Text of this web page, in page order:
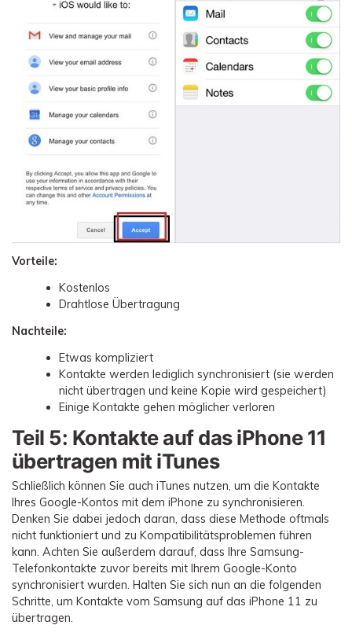
Vorteile:
Kostenlos
Drahtlose Übertragung
Nachteile:
Etwas kompliziert
Kontakte werden lediglich synchronisiert (sie werden
nicht übertragen und keine Kopie wird gespeichert)
Einige Kontakte gehen möglicher verloren
Teil 5: Kontakte auf das iPhone 11
übertragen mit iTunes
Schließlich können Sie auch iTunes nutzen, um die Kontakte
Ihres Google-Kontos mit dem iPhone zu synchronisieren.
Denken Sie dabei jedoch daran, dass diese Methode oftmals
nicht funktioniert und zu Kompatibilitätsproblemen führen
kann. Achten Sie außerdem darauf, dass Ihre Samsung-
Telefonkontakte zuvor bereits mit Ihrem Google-Konto
synchronisiert wurden. Halten Sie sich nun an die folgenden
Schritte, um Kontakte vom Samsung auf das iPhone 11 zu
übertragen.